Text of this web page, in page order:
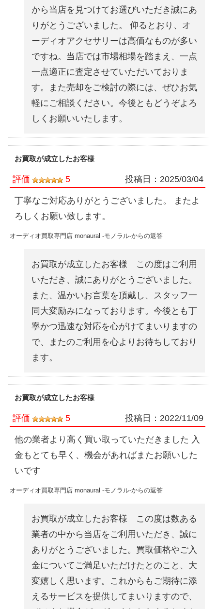
から当店を見つけてお選びいただき誠にあ
りがとうございました。 仰るとおり、オ
ーディオアクセサリーは高価なものが多い
ですね。当店では市場相場を踏まえ、一点
一点適正に査定させていただいておりま
す。また売却をご検討の際には、ぜひお気
軽にご相談ください。今後ともどうぞよろ
しくお願いいたします。
お買取が成立したお客様
評価 5 投稿日： 2025/03/04
丁寧なご対応ありがとうございました。 またよ
ろしくお願い致します。
オーディオ買取専門店 monaural -モノラル-からの返答
お買取が成立したお客様 この度はご利用
いただき、誠にありがとうございました。
また、温かいお言葉を頂戴し、スタッフ一
同大変励みになっております。今後とも丁
寧かつ迅速な対応を心がけてまいりますの
で、またのご利用を心よりお待ちしており
ます。
お買取が成立したお客様
評価 5 投稿日： 2022/11/09
他の業者より高く買い取っていただきました 入
金もとても早く、機会があればまたお願いした
いです
オーディオ買取専門店 monaural -モノラル-からの返答
お買取が成立したお客様 この度は数ある
業者の中から当店をご利用いただき、誠に
ありがとうございました。買取価格やご入
金についてご満足いただけたとのこと、大
変嬉しく思います。これからもご期待に添
えるサービスを提供してまいりますので、